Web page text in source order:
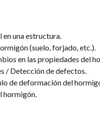
una estructura.
(suelo, forjado, etc.).
en las propiedades del
/ Detección de defectos.
de deformación del
hormigón.